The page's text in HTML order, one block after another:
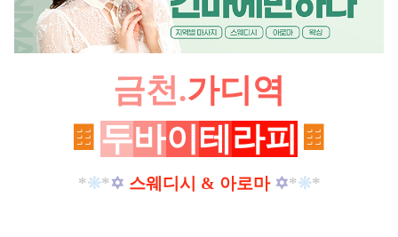
금천.가디역
🍫 두바이 테 라피 🍫
*❊*✡ 스웨디시 & 아로마 ✡*❊*